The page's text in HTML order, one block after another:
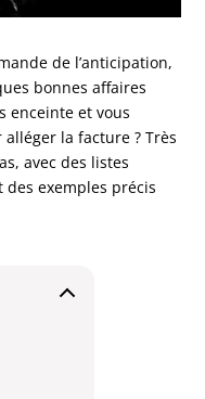
de l’anticipation,
bonnes affaires
enceinte et vous
la facture ? Très
avec des listes
exemples précis